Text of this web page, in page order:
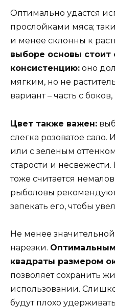
Оптимально удастся
прослойками мяса;
и менее склонны к
выборе основы стоит
консистенцию: оно
мягким, но не
вариант – часть с
Цвет также важен:
слегка розоватое сало.
или с зеленым
старости и
тоже считается
рыболовы
запекать его, чтобы
Не менее
нарезки.
квадраты размером
позволяет сохранить
использовании.
будут плохо